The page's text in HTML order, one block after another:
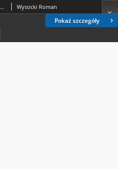
Pokaż szczegóły
Dążenia Kościoła prawosławnego do uregulowania sytuacji prawnej i odbudowy struktury parafialnej w dystrykcie lubelskim w latach 1939–1944. Wprowadzenie do problematyki Wysocki Roman